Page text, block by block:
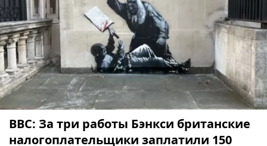
ВВС: За три работы Бэнкси британские
налогоплательщики заплатили 150